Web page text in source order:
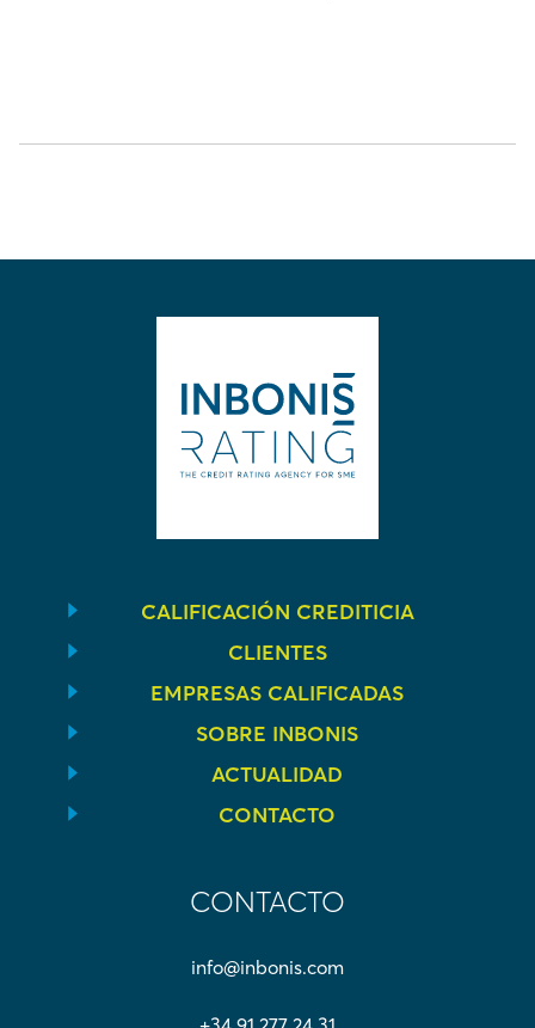
CALIFICACIÓN CREDITICIA
CLIENTES
EMPRESAS CALIFICADAS
SOBRE INBONIS
ACTUALIDAD
CONTACTO
CONTACTO
info@inbonis.com